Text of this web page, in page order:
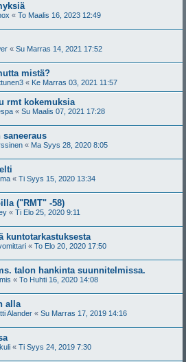
« To Maalis 16, 2023 12:49
« Su Marras 14, 2021 17:52
mistä?
« Ke Marras 03, 2021 11:57
rmt kokemuksia
« Su Maalis 07, 2021 17:28
« Ma Syys 28, 2020 8:05
« Ti Syys 15, 2020 13:34
("RMT" -58)
« Ti Elo 25, 2020 9:11
kuntotarkastuksesta
« To Elo 20, 2020 17:50
talon hankinta suunnitelmissa.
« To Huhti 16, 2020 14:08
alla
Alander « Su Marras 17, 2019 14:16
« Ti Syys 24, 2019 7:30